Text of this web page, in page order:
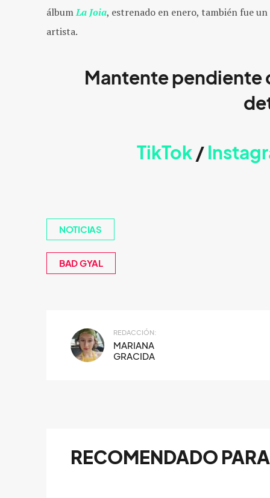
álbumLa Joia, estrenado en enero, también fue
artista.
Mantente pendiente
TikTok/
NOTICIAS
BAD GYAL
REDACCIÓN:
MARIANA
GRACIDA
RECOMENDADO